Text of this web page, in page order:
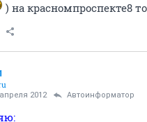
) на красномпроспекте8
2012 Автоинформатор